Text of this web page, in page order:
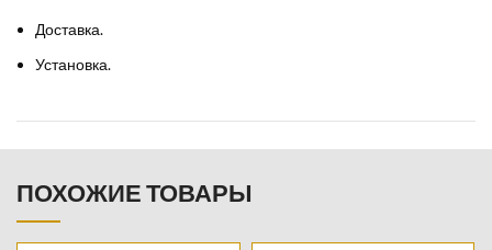
Доставка.
Установка.
ПОХОЖИЕ ТОВАРЫ